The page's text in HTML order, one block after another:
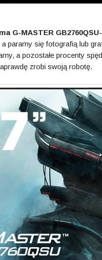
G-MASTER
paramy się fotografią lub
a pozostałe procenty
zrobi swoją robotę.